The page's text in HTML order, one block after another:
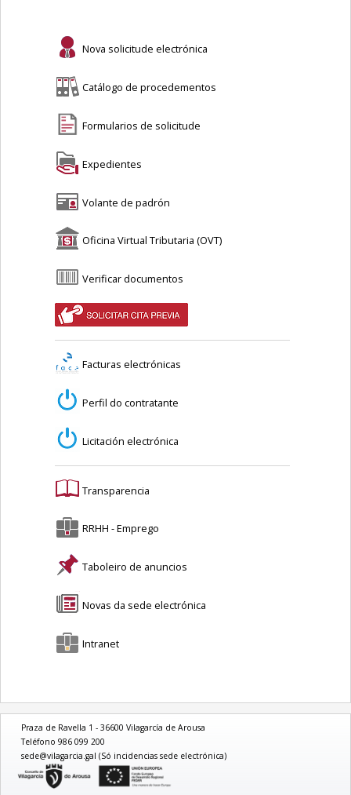
Nova solicitude electrónica
Catálogo de procedementos
Formularios de solicitude
Expedientes
Volante de padrón
Oficina Virtual Tributaria (OVT)
Verificar documentos
Facturas electrónicas
Perfil do contratante
Licitación electrónica
Transparencia
RRHH - Emprego
Taboleiro de anuncios
Novas da sede electrónica
Intranet
Praza de Ravella 1 - 36600 Vilagarcía de Arousa
Teléfono 986 099 200
sede@vilagarcia.gal (Só incidencias sede electrónica)